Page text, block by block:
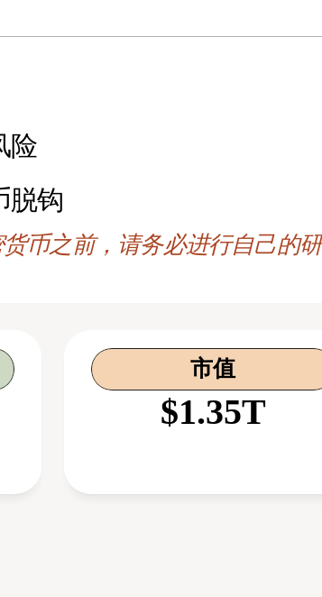
险
脱钩
币之前，请务必进行自己的研
市值
$1.35T